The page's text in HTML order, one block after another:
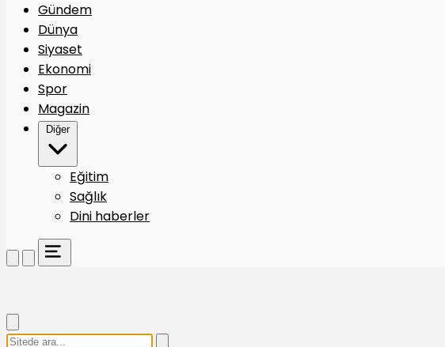
Gündem
Dünya
Siyaset
Ekonomi
Spor
Magazin
Diğer
Eğitim
Sağlık
Dini haberler